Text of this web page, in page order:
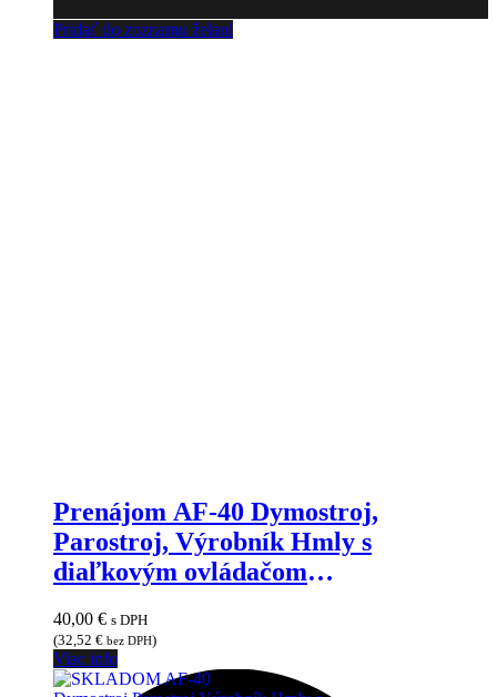
Pridať do zoznamu želaní
Prenájom AF-40 Dymostroj,
Parostroj, Výrobník Hmly s
diaľkovým ovládačom
40,00 € s DPH
(32,52 € bez DPH)
Viac info